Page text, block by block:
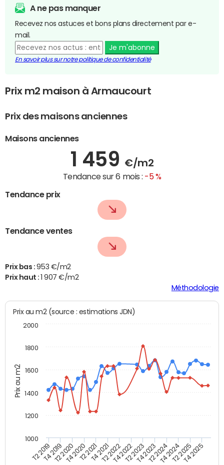
A ne pas manquer
Recevez nos astuces et bons plans directement par e-
mail.
Je m'abonne
En savoir plus sur notre politique de confidentialité
Prix m2 maison à Armaucourt
Prix des maisons anciennes
Maisons anciennes
1 459 €/m2
Tendance sur 6 mois : -5 %
Tendance prix
Tendance ventes
Prix bas : 953 €/m2
Prix haut :
1 907 €/m2
Méthodologie
Prix au m2
Prix au m2 (source : estimations JDN)
T2 2019T4 2019T2 2020T4 2020T2 2021T4 2021T2 2022T4 2022T2 2023T4 2023T2 2024T4 2024T2 2025T4 2025
1000
1200
1400
1600
1800
2000